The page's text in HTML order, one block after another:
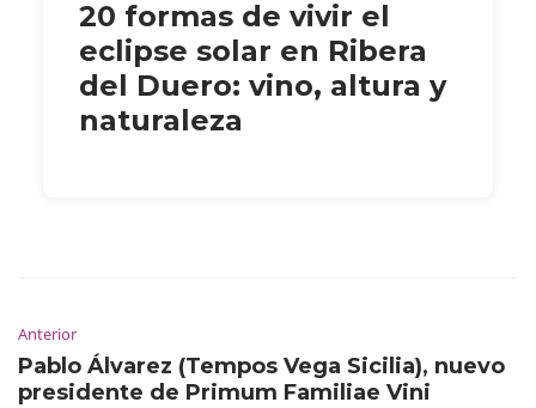
20 formas de vivir el
eclipse solar en Ribera
del Duero: vino, altura y
naturaleza
Anterior
Pablo Álvarez (Tempos Vega Sicilia), nuevo
presidente de Primum Familiae Vini